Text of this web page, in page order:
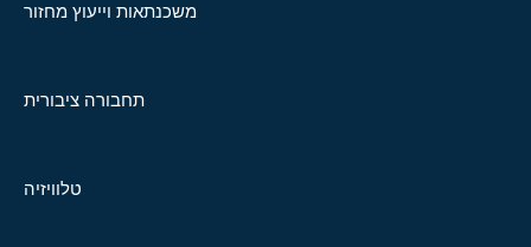
משכנתאות וייעוץ מחזור
תחבורה ציבורית
טלוויזיה